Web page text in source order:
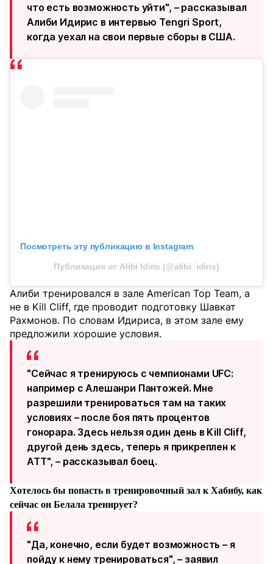
что есть возможность уйти", – рассказывал
Алиби Идирис в интервью Tengri Sport,
когда уехал на свои первые сборы в США.
Посмотреть эту публикацию в Instagram
Публикация от Alibi Idiris (@alibi_idiris)
Алиби тренировался в зале American Top Team, а
не в Kill Cliff, где проводит подготовку Шавкат
Рахмонов. По словам Идириса, в этом зале ему
предложили хорошие условия.
"Сейчас я тренируюсь с чемпионами UFC:
например с Алешанри Пантожей. Мне
разрешили тренироваться там на таких
условиях – после боя пять процентов
гонорара. Здесь нельзя один день в Kill Cliff,
другой день здесь, теперь я прикреплен к
ATT", – рассказывал боец.
Хотелось бы попасть в тренировочный зал к Хабибу, как
сейчас он Белала тренирует?
"Да, конечно, если будет возможность – я
пойду к нему тренироваться", – заявил